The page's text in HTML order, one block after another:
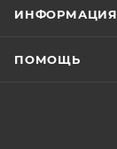
ИНФОРМАЦИЯ
ПОМОЩЬ